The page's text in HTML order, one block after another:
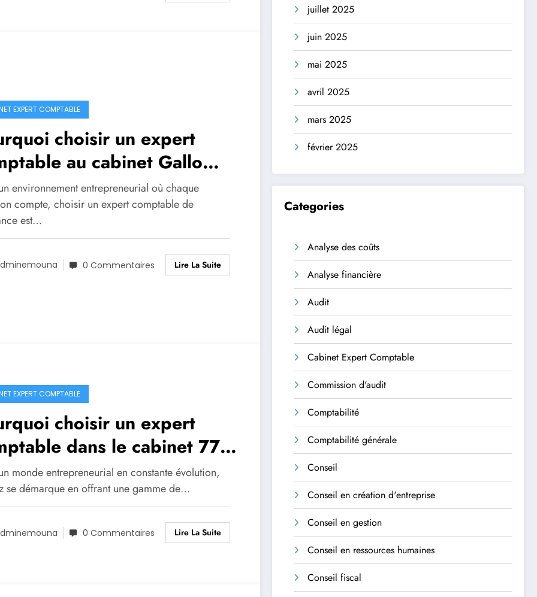
EXPERT COMPTABLE
choisir un expert
au cabinet Gallo
votre entreprise ?
environnement entrepreneurial où chaque
compte, choisir un expert comptable de
est…
0 Commentaires Lire La Suite
EXPERT COMPTABLE
choisir un expert
dans le cabinet 77
vos besoins financiers
monde entrepreneurial en constante évolution,
se démarque en offrant une gamme de…
0 Commentaires Lire La Suite
juillet 2025
juin 2025
mai 2025
avril 2025
mars 2025
février 2025
Categories
Analyse des coûts
Analyse financière
Audit
Audit légal
Cabinet Expert Comptable
Commission d'audit
Comptabilité
Comptabilité générale
Conseil
Conseil en création d'entreprise
Conseil en gestion
Conseil en ressources humaines
Conseil fiscal